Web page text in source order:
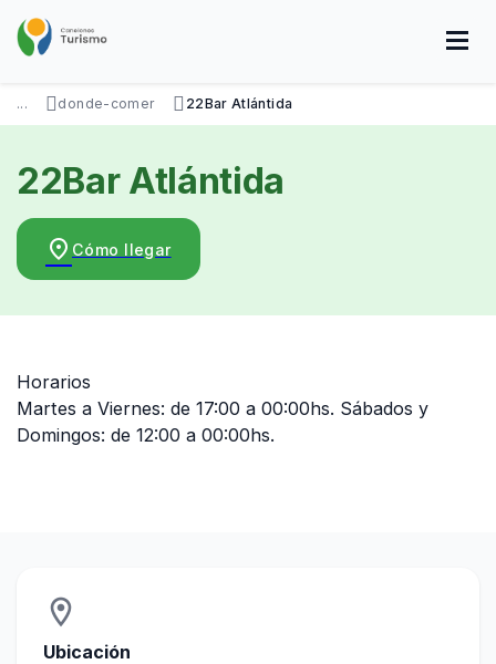
contenido
SOBRE NOSOTROS
DISFRUTÁ
VISITÁ
DATOS ÚTILES
... donde-comer 22Bar Atlántida
22Bar Atlántida
place Cómo llegar
Horarios
Martes a Viernes: de 17:00 a 00:00hs. Sábados y
Domingos: de 12:00 a 00:00hs.
location_on
Ubicación